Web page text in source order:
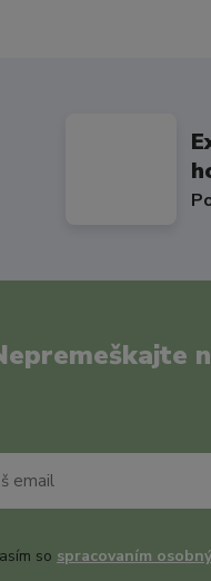
so spracovaním